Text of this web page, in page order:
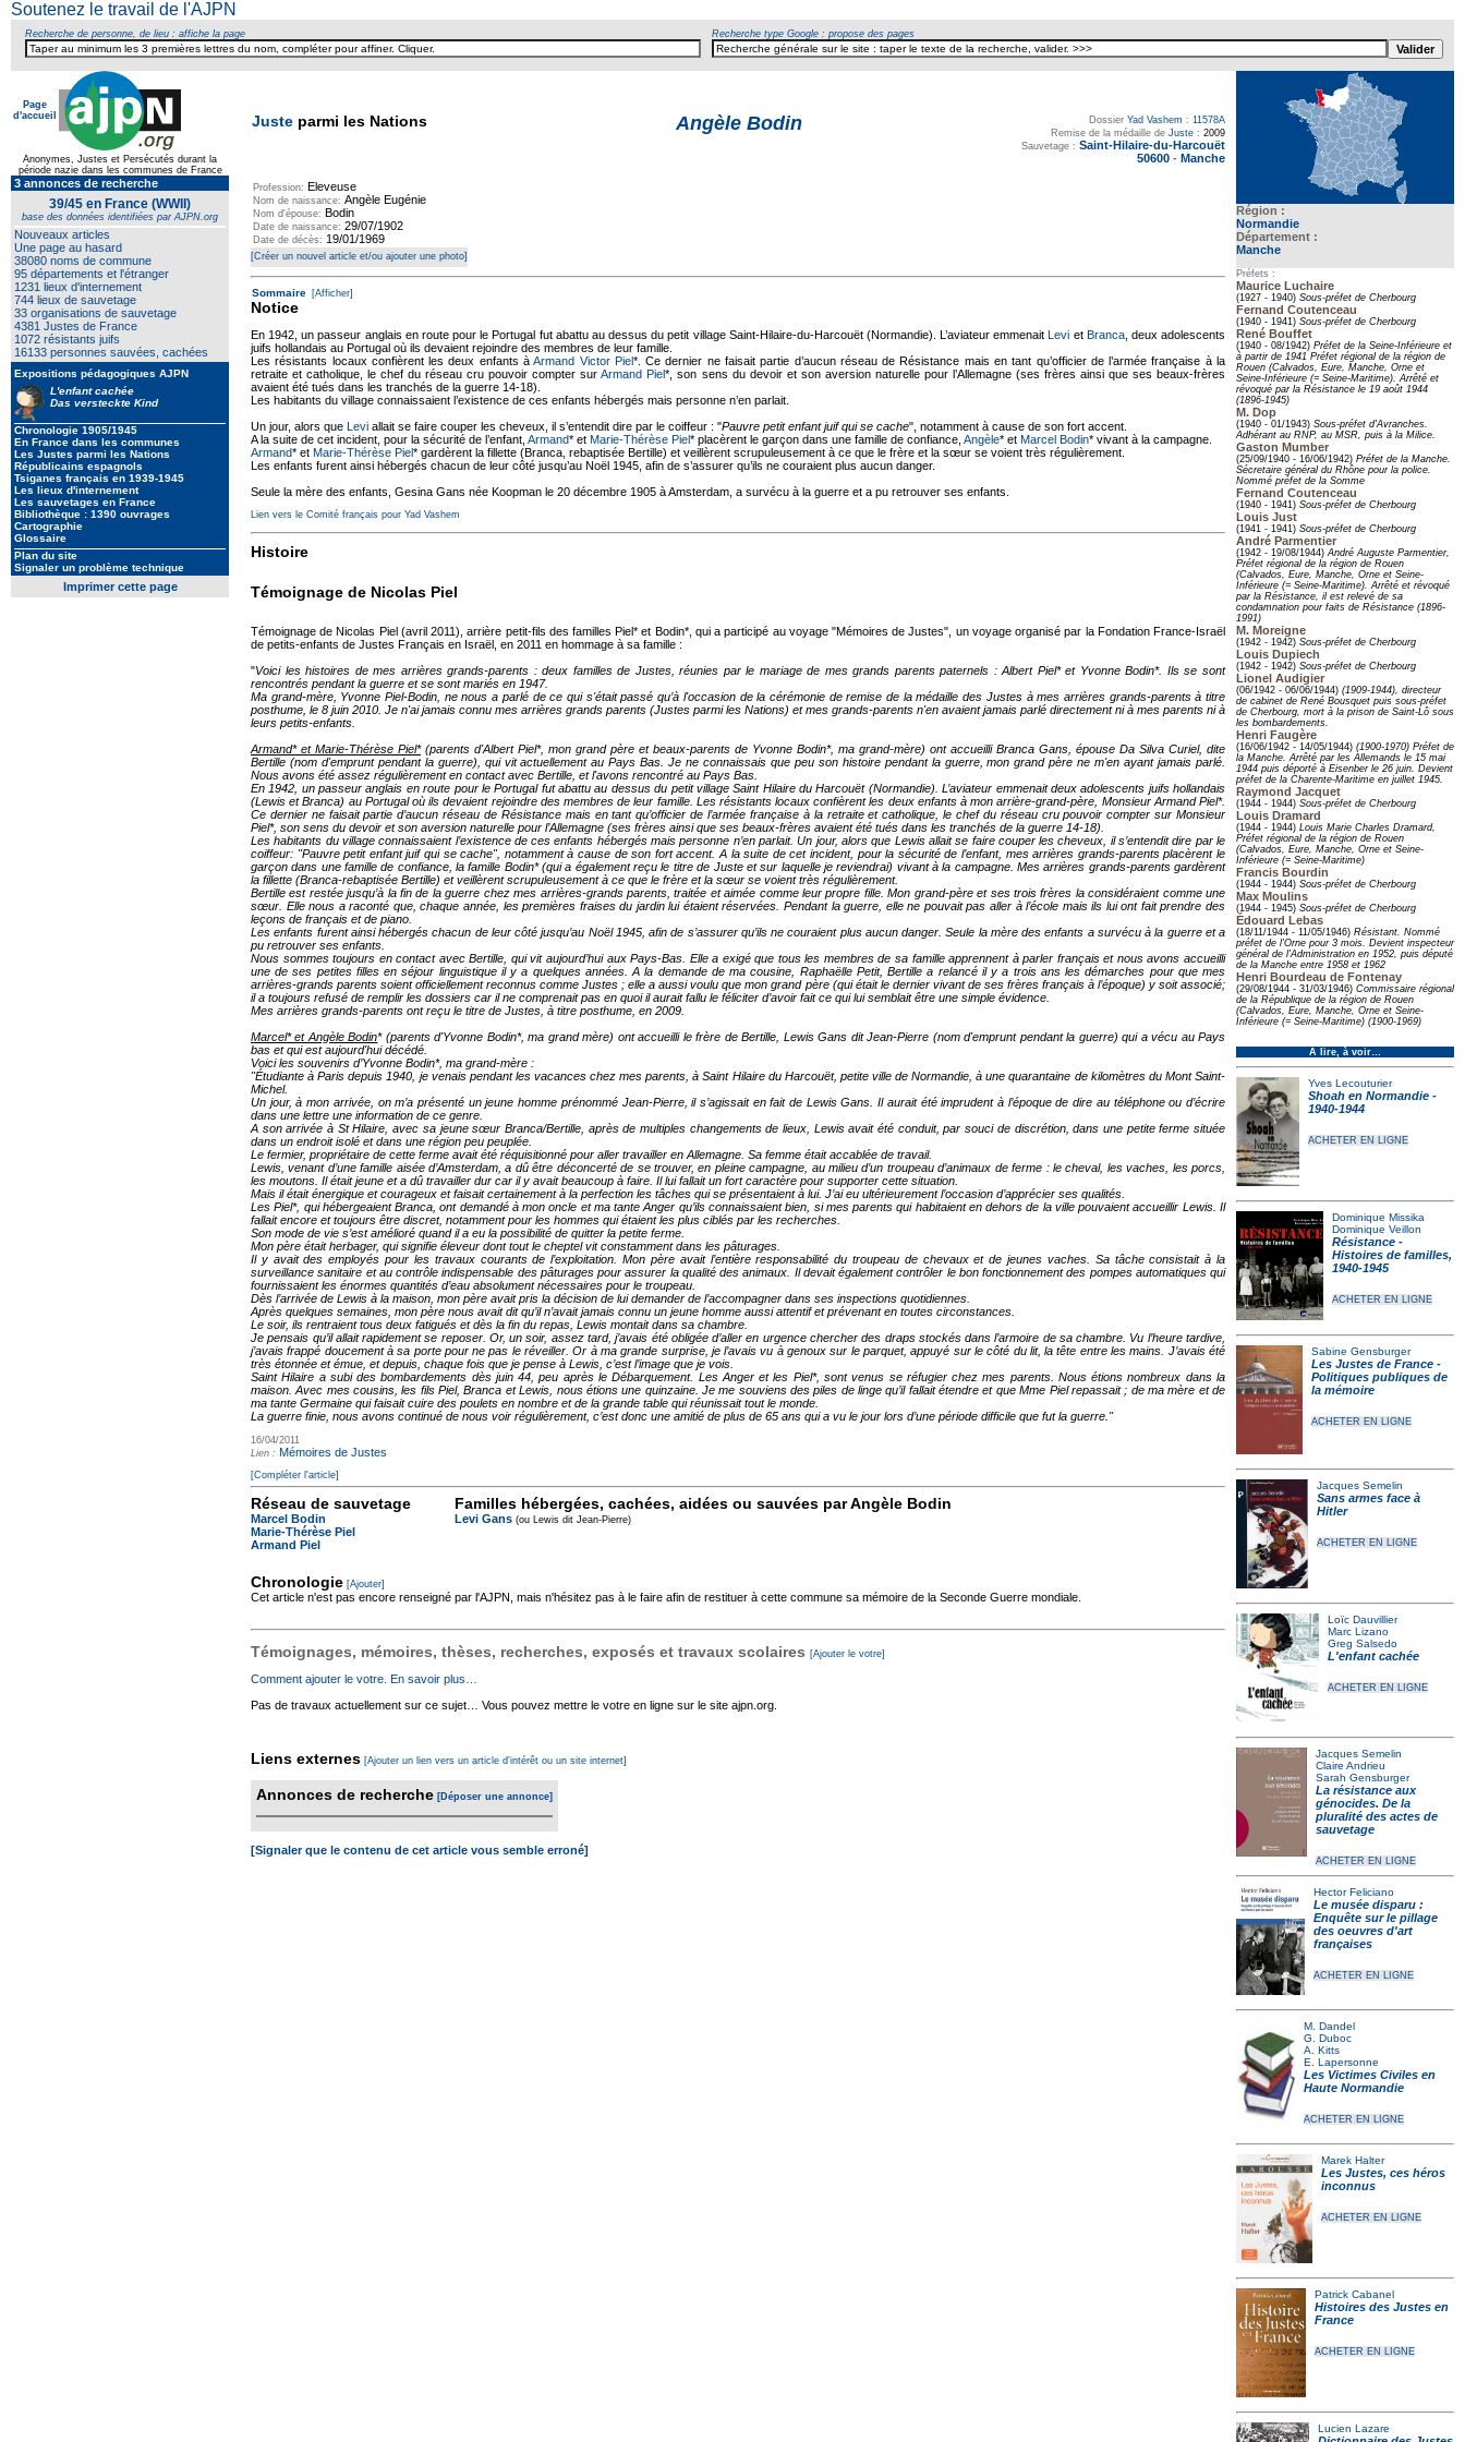
Soutenez le travail de l'AJPN
Recherche de personne, de lieu : affiche la page Recherche type Google : propose des pages
Page
d'accueil
Anonymes, Justes et Persécutés durant la
période nazie dans les communes de France
3 annonces de recherche
39/45 en France (WWII)
base des données identifiées par AJPN.org
Nouveaux articles
Une page au hasard
38080 noms de commune
95 départements et l'étranger
1231 lieux d'internement
744 lieux de sauvetage
33 organisations de sauvetage
4381 Justes de France
1072 résistants juifs
16133 personnes sauvées, cachées
Expositions pédagogiques AJPN
L'enfant cachée
Das versteckte Kind
Chronologie 1905/1945
En France dans les communes
Les Justes parmi les Nations
Républicains espagnols
Tsiganes français en 1939-1945
Les lieux d'internement
Les sauvetages en France
Bibliothèque : 1390 ouvrages
Cartographie
Glossaire
Plan du site
Signaler un problème technique
Imprimer cette page
Région :
Normandie
Département :
Manche
Préfets :
Maurice Luchaire
(1927 - 1940) Sous-préfet de Cherbourg
Fernand Coutenceau
(1940 - 1941) Sous-préfet de Cherbourg
René Bouffet
(1940 - 08/1942) Préfet de la Seine-Inférieure et
à partir de 1941 Préfet régional de la région de
Rouen (Calvados, Eure, Manche, Orne et
Seine-Inférieure (= Seine-Maritime). Arrêté et
révoqué par la Résistance le 19 août 1944
(1896-1945)
M. Dop
(1940 - 01/1943) Sous-préfet d'Avranches.
Adhérant au RNP, au MSR, puis à la Milice.
Gaston Mumber
(25/09/1940 - 16/06/1942) Préfet de la Manche.
Sécretaire général du Rhône pour la police.
Nommé préfet de la Somme
Fernand Coutenceau
(1940 - 1941) Sous-préfet de Cherbourg
Louis Just
(1941 - 1941) Sous-préfet de Cherbourg
André Parmentier
(1942 - 19/08/1944)André Auguste Parmentier,
Préfet régional de la région de Rouen
(Calvados, Eure, Manche, Orne et Seine-
Inférieure (= Seine-Maritime). Arrêté et révoqué
par la Résistance, il est relevé de sa
condamnation pour faits de Résistance (1896-
1991)
M. Moreigne
(1942 - 1942) Sous-préfet de Cherbourg
Louis Dupiech
(1942 - 1942) Sous-préfet de Cherbourg
Lionel Audigier
(06/1942 - 06/06/1944) (1909-1944), directeur
de cabinet de René Bousquet puis sous-préfet
de Cherbourg, mort à la prison de Saint-Lô sous
les bombardements.
Henri Faugère
(16/06/1942 - 14/05/1944) (1900-1970) Préfet de
la Manche. Arrêté par les Allemands le 15 mai
1944 puis déporté à Eisenber le 26 juin. Devient
préfet de la Charente-Maritime en juillet 1945.
Raymond Jacquet
(1944 - 1944) Sous-préfet de Cherbourg
Louis Dramard
(1944 - 1944) Louis Marie Charles Dramard,
Préfet régional de la région de Rouen
(Calvados, Eure, Manche, Orne et Seine-
Inférieure (= Seine-Maritime)
Francis Bourdin
(1944 - 1944) Sous-préfet de Cherbourg
Max Moulins
(1944 - 1945) Sous-préfet de Cherbourg
Édouard Lebas
(18/11/1944 - 11/05/1946) Résistant. Nommé
préfet de l’Orne pour 3 mois. Devient inspecteur
général de l'Administration en 1952, puis député
de la Manche entre 1958 et 1962
Henri Bourdeau de Fontenay
(29/08/1944 - 31/03/1946) Commissaire régional
de la République de la région de Rouen
(Calvados, Eure, Manche, Orne et Seine-
Inférieure (= Seine-Maritime) (1900-1969)
À lire, à voir…
Yves Lecouturier
Shoah en Normandie -
1940-1944
ACHETER EN LIGNE
Dominique Missika
Dominique Veillon
Résistance -
Histoires de familles,
1940-1945
ACHETER EN LIGNE
Sabine Gensburger
Les Justes de France -
Politiques publiques de
la mémoire
ACHETER EN LIGNE
Jacques Semelin
Sans armes face à
Hitler
ACHETER EN LIGNE
Loïc Dauvillier
Marc Lizano
Greg Salsedo
L'enfant cachée
ACHETER EN LIGNE
Jacques Semelin
Claire Andrieu
Sarah Gensburger
La résistance aux
génocides. De la
pluralité des actes de
sauvetage
ACHETER EN LIGNE
Hector Feliciano
Le musée disparu :
Enquête sur le pillage
des oeuvres d'art
françaises
ACHETER EN LIGNE
M. Dandel
G. Duboc
A. Kitts
E. Lapersonne
Les Victimes Civiles en
Haute Normandie
ACHETER EN LIGNE
Marek Halter
Les Justes, ces héros
inconnus
ACHETER EN LIGNE
Patrick Cabanel
Histoires des Justes en
France
ACHETER EN LIGNE
Lucien Lazare
Juste parmi les Nations Angèle Bodin Dossier Yad Vashem : 11578A
Remise de la médaille de Juste : 2009
Sauvetage : Saint-Hilaire-du-Harcouët
50600 - Manche
Profession: Eleveuse
Nom de naissance: Angèle Eugénie
Nom d'épouse: Bodin
Date de naissance: 29/07/1902
Date de décès: 19/01/1969
[Créer un nouvel article et/ou ajouter une photo]
Sommaire [Afficher]
Notice
En 1942, un passeur anglais en route pour le Portugal fut abattu au dessus du petit village Saint-Hilaire-du-Harcouët (Normandie). L’aviateur emmenaitLevi et Branca, deux adolescents
juifs hollandais au Portugal où ils devaient rejoindre des membres de leur famille.
Les résistants locaux confièrent les deux enfants àArmand Victor Piel*. Ce dernier ne faisait partie d’aucun réseau de Résistance mais en tant qu’officier de l’armée française à la
retraite et catholique, le chef du réseau cru pouvoir compter surArmand Piel*, son sens du devoir et son aversion naturelle pour l’Allemagne (ses frères ainsi que ses beaux-frères
avaient été tués dans les tranchés de la guerre 14-18).
Les habitants du village connaissaient l’existence de ces enfants hébergés mais personne n’en parlait.
Un jour, alors que Levi allait se faire couper les cheveux, il s’entendit dire par le coiffeur : "Pauvre petit enfant juif qui se cache", notamment à cause de son fort accent.
A la suite de cet incident, pour la sécurité de l’enfant, Armand* et Marie-Thérèse Piel* placèrent le garçon dans une famille de confiance, Angèle* et Marcel Bodin* vivant à la campagne.
Armand* et Marie-Thérèse Piel* gardèrent la fillette (Branca, rebaptisée Bertille) et veillèrent scrupuleusement à ce que le frère et la sœur se voient très régulièrement.
Les enfants furent ainsi hébergés chacun de leur côté jusqu’au Noël 1945, afin de s’assurer qu’ils ne couraient plus aucun danger.
Seule la mère des enfants, Gesina Gans née Koopman le 20 décembre 1905 à Amsterdam, a survécu à la guerre et a pu retrouver ses enfants.
Lien vers le Comité français pour Yad Vashem
Histoire
Témoignage de Nicolas Piel
Témoignage de Nicolas Piel (avril 2011), arrière petit-fils des familles Piel* et Bodin*, qui a participé au voyage "Mémoires de Justes", un voyage organisé par la Fondation France-Israël
de petits-enfants de Justes Français en Israël, en 2011 en hommage à sa famille :
"Voici les histoires de mes arrières grands-parents : deux familles de Justes, réunies par le mariage de mes grands parents paternels : Albert Piel* et Yvonne Bodin*. Ils se sont
rencontrés pendant la guerre et se sont mariés en 1947.
Ma grand-mère, Yvonne Piel-Bodin, ne nous a parlé de ce qui s'était passé qu’à l'occasion de la cérémonie de remise de la médaille des Justes à mes arrières grands-parents à titre
posthume, le 8 juin 2010. Je n'ai jamais connu mes arrières grands parents (Justes parmi les Nations) et mes grands-parents n'en avaient jamais parlé directement ni à mes parents ni à
leurs petits-enfants.
Armand* et Marie-Thérèse Piel*(parents d'Albert Piel*, mon grand père et beaux-parents de Yvonne Bodin*, ma grand-mère) ont accueilli Branca Gans, épouse Da Silva Curiel, dite
Bertille (nom d'emprunt pendant la guerre), qui vit actuellement au Pays Bas. Je ne connaissais que peu son histoire pendant la guerre, mon grand père ne m'en ayant jamais parlé.
Nous avons été assez régulièrement en contact avec Bertille, et l'avons rencontré au Pays Bas.
En 1942, un passeur anglais en route pour le Portugal fut abattu au dessus du petit village Saint Hilaire du Harcouët (Normandie). L’aviateur emmenait deux adolescents juifs hollandais
(Lewis et Branca) au Portugal où ils devaient rejoindre des membres de leur famille. Les résistants locaux confièrent les deux enfants à mon arrière-grand-père, Monsieur Armand Piel*.
Ce dernier ne faisait partie d’aucun réseau de Résistance mais en tant qu’officier de l’armée française à la retraite et catholique, le chef du réseau cru pouvoir compter sur Monsieur
Piel*, son sens du devoir et son aversion naturelle pour l’Allemagne (ses frères ainsi que ses beaux-frères avaient été tués dans les tranchés de la guerre 14-18).
Les habitants du village connaissaient l’existence de ces enfants hébergés mais personne n’en parlait. Un jour, alors que Lewis allait se faire couper les cheveux, il s’entendit dire par le
coiffeur: "Pauvre petit enfant juif qui se cache", notamment à cause de son fort accent. A la suite de cet incident, pour la sécurité de l’enfant, mes arrières grands-parents placèrent le
garçon dans une famille de confiance, la famille Bodin* (qui a également reçu le titre de Juste et sur laquelle je reviendrai) vivant à la campagne. Mes arrières grands-parents gardèrent
la fillette (Branca-rebaptisée Bertille) et veillèrent scrupuleusement à ce que le frère et la sœur se voient très régulièrement.
Bertille est restée jusqu’à la fin de la guerre chez mes arrières-grands parents, traitée et aimée comme leur propre fille. Mon grand-père et ses trois frères la considéraient comme une
sœur. Elle nous a raconté que, chaque année, les premières fraises du jardin lui étaient réservées. Pendant la guerre, elle ne pouvait pas aller à l’école mais ils lui ont fait prendre des
leçons de français et de piano.
Les enfants furent ainsi hébergés chacun de leur côté jusqu’au Noël 1945, afin de s’assurer qu’ils ne couraient plus aucun danger. Seule la mère des enfants a survécu à la guerre et a
pu retrouver ses enfants.
Nous sommes toujours en contact avec Bertille, qui vit aujourd’hui aux Pays-Bas. Elle a exigé que tous les membres de sa famille apprennent à parler français et nous avons accueilli
une de ses petites filles en séjour linguistique il y a quelques années. A la demande de ma cousine, Raphaëlle Petit, Bertille a relancé il y a trois ans les démarches pour que mes
arrières-grands parents soient officiellement reconnus comme Justes ; elle a aussi voulu que mon grand père (qui était le dernier vivant de ses frères français à l’époque) y soit associé;
il a toujours refusé de remplir les dossiers car il ne comprenait pas en quoi il aurait fallu le féliciter d’avoir fait ce qui lui semblait être une simple évidence.
Mes arrières grands-parents ont reçu le titre de Justes, à titre posthume, en 2009.
Marcel* et Angèle Bodin* (parents d'Yvonne Bodin*, ma grand mère) ont accueilli le frère de Bertille, Lewis Gans dit Jean-Pierre (nom d'emprunt pendant la guerre) qui a vécu au Pays
bas et qui est aujourd'hui décédé.
Voici les souvenirs d’Yvonne Bodin*, ma grand-mère :
"Étudiante à Paris depuis 1940, je venais pendant les vacances chez mes parents, à Saint Hilaire du Harcouët, petite ville de Normandie, à une quarantaine de kilomètres du Mont Saint-
Michel.
Un jour, à mon arrivée, on m’a présenté un jeune homme prénommé Jean-Pierre, il s’agissait en fait de Lewis Gans. Il aurait été imprudent à l’époque de dire au téléphone ou d’écrire
dans une lettre une information de ce genre.
A son arrivée à St Hilaire, avec sa jeune sœur Branca/Bertille, après de multiples changements de lieux, Lewis avait été conduit, par souci de discrétion, dans une petite ferme située
dans un endroit isolé et dans une région peu peuplée.
Le fermier, propriétaire de cette ferme avait été réquisitionné pour aller travailler en Allemagne. Sa femme était accablée de travail.
Lewis, venant d’une famille aisée d’Amsterdam, a dû être déconcerté de se trouver, en pleine campagne, au milieu d’un troupeau d’animaux de ferme : le cheval, les vaches, les porcs,
les moutons. Il était jeune et a dû travailler dur car il y avait beaucoup à faire. Il lui fallait un fort caractère pour supporter cette situation.
Mais il était énergique et courageux et faisait certainement à la perfection les tâches qui se présentaient à lui. J’ai eu ultérieurement l’occasion d’apprécier ses qualités.
Les Piel*, qui hébergeaient Branca, ont demandé à mon oncle et ma tante Anger qu’ils connaissaient bien, si mes parents qui habitaient en dehors de la ville pouvaient accueillir Lewis. Il
fallait encore et toujours être discret, notamment pour les hommes qui étaient les plus ciblés par les recherches.
Son mode de vie s’est amélioré quand il a eu la possibilité de quitter la petite ferme.
Mon père était herbager, qui signifie éleveur dont tout le cheptel vit constamment dans les pâturages.
Il y avait des employés pour les travaux courants de l’exploitation. Mon père avait l’entière responsabilité du troupeau de chevaux et de jeunes vaches. Sa tâche consistait à la
surveillance sanitaire et au contrôle indispensable des pâturages pour assurer la qualité des animaux. Il devait également contrôler le bon fonctionnement des pompes automatiques qui
fournissaient les énormes quantités d’eau absolument nécessaires pour le troupeau.
Dès l’arrivée de Lewis à la maison, mon père avait pris la décision de lui demander de l’accompagner dans ses inspections quotidiennes.
Après quelques semaines, mon père nous avait dit qu’il n’avait jamais connu un jeune homme aussi attentif et prévenant en toutes circonstances.
Le soir, ils rentraient tous deux fatigués et dès la fin du repas, Lewis montait dans sa chambre.
Je pensais qu’il allait rapidement se reposer. Or, un soir, assez tard, j’avais été obligée d’aller en urgence chercher des draps stockés dans l’armoire de sa chambre. Vu l’heure tardive,
j’avais frappé doucement à sa porte pour ne pas le réveiller. Or à ma grande surprise, je l’avais vu à genoux sur le parquet, appuyé sur le côté du lit, la tête entre les mains. J’avais été
très étonnée et émue, et depuis, chaque fois que je pense à Lewis, c’est l’image que je vois.
Saint Hilaire a subi des bombardements dès juin 44, peu après le Débarquement. Les Anger et les Piel*, sont venus se réfugier chez mes parents. Nous étions nombreux dans la
maison. Avec mes cousins, les fils Piel, Branca et Lewis, nous étions une quinzaine. Je me souviens des piles de linge qu’il fallait étendre et que Mme Piel repassait ; de ma mère et de
ma tante Germaine qui faisait cuire des poulets en nombre et de la grande table qui réunissait tout le monde.
La guerre finie, nous avons continué de nous voir régulièrement, c’est donc une amitié de plus de 65 ans qui a vu le jour lors d’une période difficile que fut la guerre."
16/04/2011
Lien : Mémoires de Justes
[Compléter l'article]
Réseau de sauvetage
Marcel Bodin
Marie-Thérèse Piel
Armand Piel
Familles hébergées, cachées, aidées ou sauvées par Angèle Bodin
Levi Gans (ou Lewis dit Jean-Pierre)
Chronologie [Ajouter]
Cet article n'est pas encore renseigné par l'AJPN, mais n'hésitez pas à le faire afin de restituer à cette commune sa mémoire de la Seconde Guerre mondiale.
Témoignages, mémoires, thèses, recherches, exposés et travaux scolaires [Ajouter le votre]
Comment ajouter le votre. En savoir plus…
Pas de travaux actuellement sur ce sujet… Vous pouvez mettre le votre en ligne sur le site ajpn.org.
Liens externes [Ajouter un lien vers un article d'intérêt ou un site internet]
Annonces de recherche [Déposer une annonce]
[Signaler que le contenu de cet article vous semble erroné]